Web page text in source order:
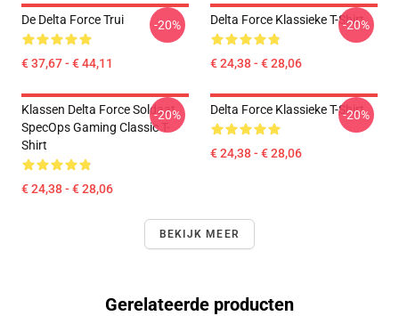
De Delta Force Trui
€ 37,67 - € 44,11
-20% Delta Force Klassieke T-Shirt
€ 24,38 - € 28,06
-20%
Klassen Delta Force Soldaat
SpecOps Gaming Classic T-
Shirt
€ 24,38 - € 28,06
-20% Delta Force Klassieke T-Shirt
€ 24,38 - € 28,06
-20%
BEKIJK MEER
Gerelateerde producten